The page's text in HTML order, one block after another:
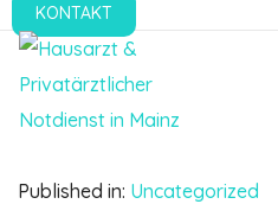
KONTAKT
Published in: Uncategorized